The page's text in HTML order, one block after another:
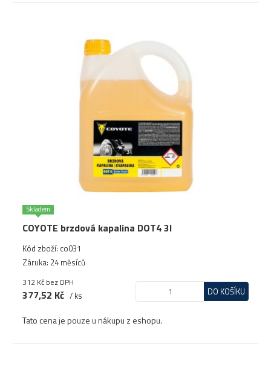
Skladem
COYOTE brzdová kapalina DOT4 3l
Kód zboží: co031
Záruka: 24 měsíců
312 Kč bez DPH
377,52 Kč / ks DO KOŠÍKU
Tato cena je pouze u nákupu z eshopu.